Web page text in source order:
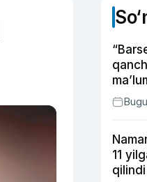
11
qilindi